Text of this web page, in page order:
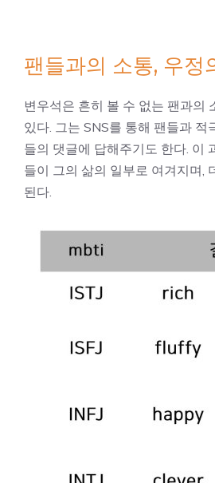
팬들과의 소통, 우정
변우석은 흔히 볼 수 없는 팬과의
있다. 그는 SNS를 통해 팬들과 적
들의 댓글에 답해주기도 한다. 이
들이 그의 삶의 일부로 여겨지며,
된다.